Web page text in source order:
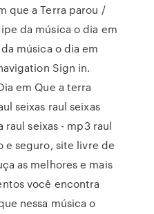
que a Terra parou /
da música o dia em
música o dia em
Sign in.
em Que a terra
seixas raul seixas
raul seixas - mp3 raul
e seguro, site livre de
as melhores e mais
você encontra
nessa música o